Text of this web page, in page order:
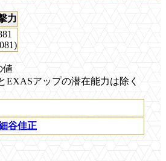
力
値
アップの潜在能力は除く
谷佳正